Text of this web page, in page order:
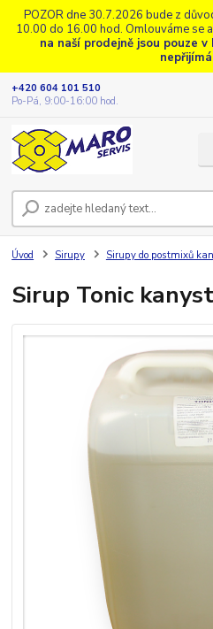
POZOR dne 30.7.2026 bude z
10.00 do 16.00 hod. Omlouváme se
na naší prodejně jsou pouze
+420 604 101 510
Po-Pá, 9:00-16:00 hod.
Úvod Sirupy Sirupy do postmixů
Sirup Tonic